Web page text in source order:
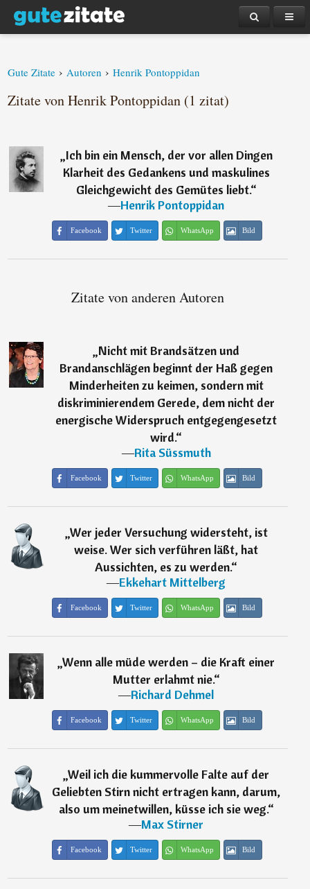
Gute Zitate › Autoren › Henrik Pontoppidan
Zitate von Henrik Pontoppidan (1 zitat)
„Ich bin ein Mensch, der vor allen Dingen
Klarheit des Gedankens und maskulines
Gleichgewicht des Gemütes liebt.“
―Henrik Pontoppidan
Facebook Twitter WhatsApp Bild
Zitate von anderen Autoren
„Nicht mit Brandsätzen und
Brandanschlägen beginnt der Haß gegen
Minderheiten zu keimen, sondern mit
diskriminierendem Gerede, dem nicht der
energische Widerspruch entgegengesetzt
wird.“
―Rita Süssmuth
Facebook Twitter WhatsApp Bild
„Wer jeder Versuchung widersteht, ist
weise. Wer sich verführen läßt, hat
Aussichten, es zu werden.“
―Ekkehart Mittelberg
Facebook Twitter WhatsApp Bild
„Wenn alle müde werden – die Kraft einer
Mutter erlahmt nie.“
―Richard Dehmel
Facebook Twitter WhatsApp Bild
„Weil ich die kummervolle Falte auf der
Geliebten Stirn nicht ertragen kann, darum,
also um meinetwillen, küsse ich sie weg.“
―Max Stirner
Facebook Twitter WhatsApp Bild